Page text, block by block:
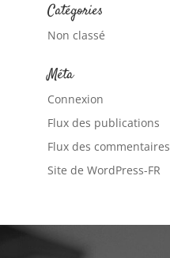
Catégories
Non classé
Méta
Connexion
Flux des publications
Flux des commentaires
Site de WordPress-FR